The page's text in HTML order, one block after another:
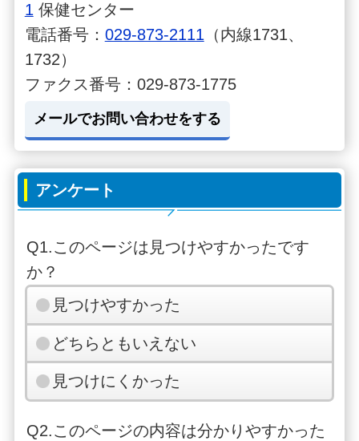
1 保健センター
電話番号： 029-873-2111 （内線1731、
1732）
ファクス番号：029-873-1775
メールでお問い合わせをする
アンケート
Q1.このページは見つけやすかったです
か？
見つけやすかった
どちらともいえない
見つけにくかった
Q2.このページの内容は分かりやすかった